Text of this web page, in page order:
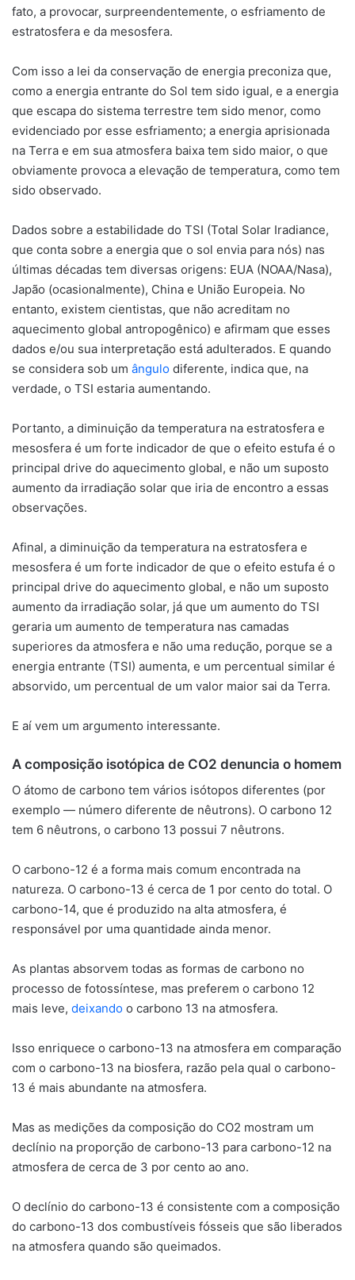
fato, a provocar, surpreendentemente, o esfriamento de
estratosfera e da mesosfera.
Com isso a lei da conservação de energia preconiza que,
como a energia entrante do Sol tem sido igual, e a energia
que escapa do sistema terrestre tem sido menor, como
evidenciado por esse esfriamento; a energia aprisionada
na Terra e em sua atmosfera baixa tem sido maior, o que
obviamente provoca a elevação de temperatura, como tem
sido observado.
Dados sobre a estabilidade do TSI (Total Solar Iradiance,
que conta sobre a energia que o sol envia para nós) nas
últimas décadas tem diversas origens: EUA (NOAA/Nasa),
Japão (ocasionalmente), China e União Europeia. No
entanto, existem cientistas, que não acreditam no
aquecimento global antropogênico) e afirmam que esses
dados e/ou sua interpretação está adulterados. E quando
se considera sob um ângulo diferente, indica que, na
verdade, o TSI estaria aumentando.
Portanto, a diminuição da temperatura na estratosfera e
mesosfera é um forte indicador de que o efeito estufa é o
principal drive do aquecimento global, e não um suposto
aumento da irradiação solar que iria de encontro a essas
observações.
Afinal, a diminuição da temperatura na estratosfera e
mesosfera é um forte indicador de que o efeito estufa é o
principal drive do aquecimento global, e não um suposto
aumento da irradiação solar, já que um aumento do TSI
geraria um aumento de temperatura nas camadas
superiores da atmosfera e não uma redução, porque se a
energia entrante (TSI) aumenta, e um percentual similar é
absorvido, um percentual de um valor maior sai da Terra.
E aí vem um argumento interessante.
A composição isotópica de CO2 denuncia o homem
O átomo de carbono tem vários isótopos diferentes (por
exemplo — número diferente de nêutrons). O carbono 12
tem 6 nêutrons, o carbono 13 possui 7 nêutrons.
O carbono-12 é a forma mais comum encontrada na
natureza. O carbono-13 é cerca de 1 por cento do total. O
carbono-14, que é produzido na alta atmosfera, é
responsável por uma quantidade ainda menor.
As plantas absorvem todas as formas de carbono no
processo de fotossíntese, mas preferem o carbono 12
mais leve, deixando o carbono 13 na atmosfera.
Isso enriquece o carbono-13 na atmosfera em comparação
com o carbono-13 na biosfera, razão pela qual o carbono-
13 é mais abundante na atmosfera.
Mas as medições da composição do CO2 mostram um
declínio na proporção de carbono-13 para carbono-12 na
atmosfera de cerca de 3 por cento ao ano.
O declínio do carbono-13 é consistente com a composição
do carbono-13 dos combustíveis fósseis que são liberados
na atmosfera quando são queimados.